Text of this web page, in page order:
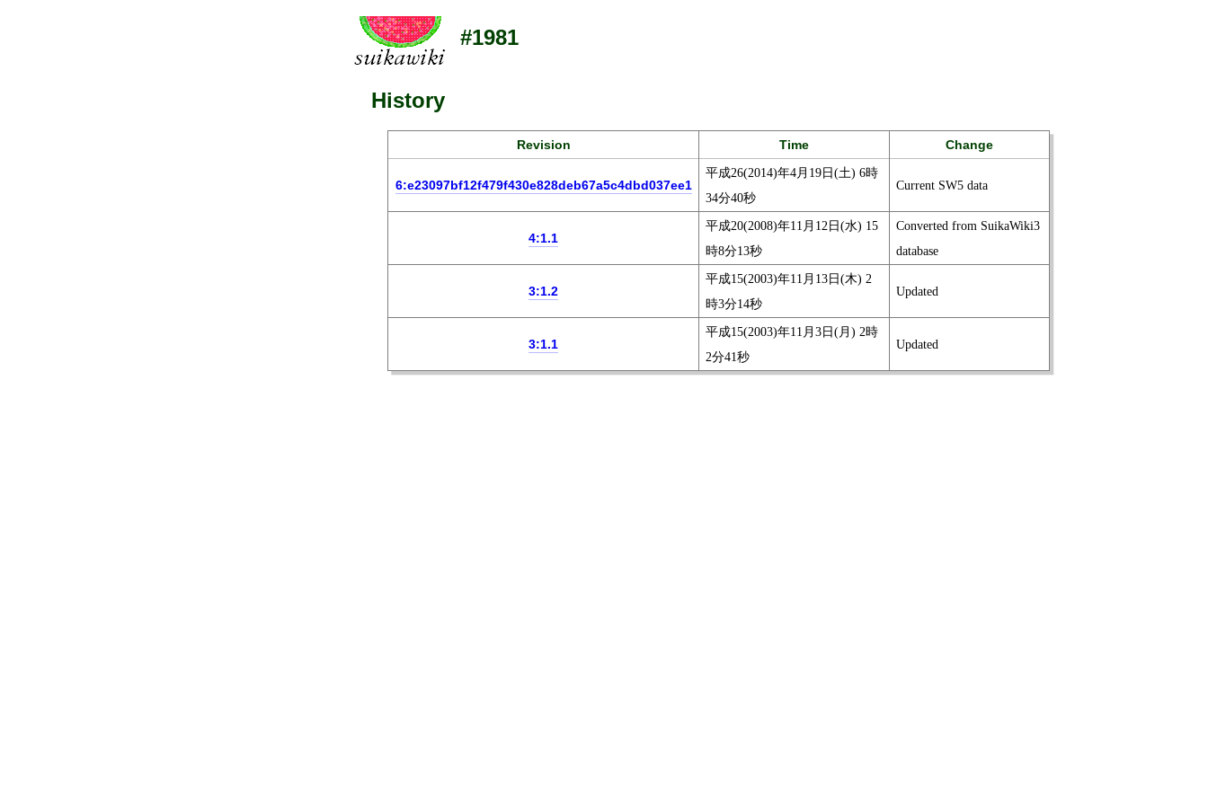
#1981
History
Revision Time Change
6:e23097bf12f479f430e828deb67a5c4dbd037ee1
平成26(2014)年4月19日(土) 6時
34分40秒
Current SW5 data
4:1.1
平成20(2008)年11月12日(水) 15
時8分13秒
Converted from SuikaWiki3
database
3:1.2
平成15(2003)年11月13日(木) 2
時3分14秒
Updated
3:1.1
平成15(2003)年11月3日(月) 2時
2分41秒
Updated